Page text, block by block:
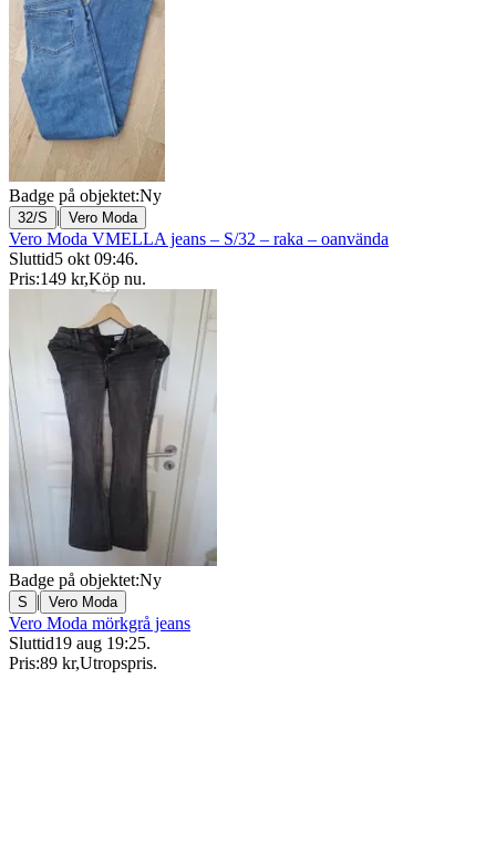
Badge på objektet:Ny
32/S | Vero Moda
Vero Moda VMELLA jeans – S/32 – raka – oanvända
Sluttid5 okt 09:46.
Pris:149 kr,Köp nu.
Badge på objektet:Ny
S | Vero Moda
Vero Moda mörkgrå jeans
Sluttid19 aug 19:25.
Pris:89 kr,Utropspris.